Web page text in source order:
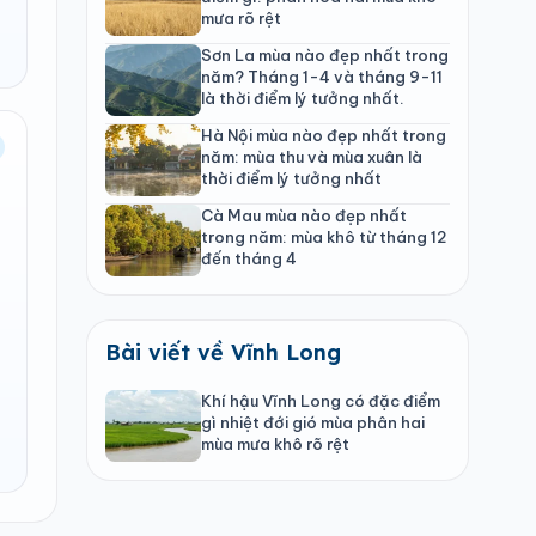
mưa rõ rệt
Sơn La mùa nào đẹp nhất trong
năm? Tháng 1-4 và tháng 9-11
là thời điểm lý tưởng nhất.
Hà Nội mùa nào đẹp nhất trong
năm: mùa thu và mùa xuân là
thời điểm lý tưởng nhất
Cà Mau mùa nào đẹp nhất
trong năm: mùa khô từ tháng 12
đến tháng 4
Bài viết về Vĩnh Long
Khí hậu Vĩnh Long có đặc điểm
gì nhiệt đới gió mùa phân hai
mùa mưa khô rõ rệt